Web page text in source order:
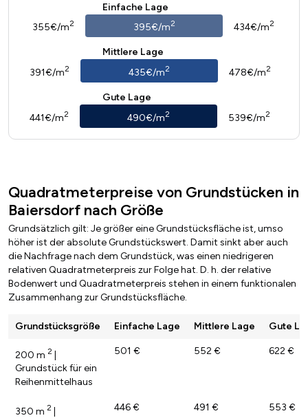
Einfache Lage
355€/m2 395€/m2 434€/m2
Mittlere Lage
391€/m2 435€/m2 478€/m2
Gute Lage
441€/m2 490€/m2 539€/m2
Quadratmeterpreise von Grundstücken in
Baiersdorf nach Größe
Grundsätzlich gilt: Je größer eine Grundstücksfläche ist, umso
höher ist der absolute Grundstückswert. Damit sinkt aber auch
die Nachfrage nach dem Grundstück, was einen niedrigeren
relativen Quadratmeterpreis zur Folge hat. D. h. der relative
Bodenwert und Quadratmeterpreis stehen in einem funktionalen
Zusammenhang zur Grundstücksfläche.
Grundstücksgröße Einfache Lage Mittlere Lage Gute
200 m 2 |
Grundstück für ein
Reihenmittelhaus
501 € 552 € 622 €
350 m 2 |
446 € 491 € 553 €